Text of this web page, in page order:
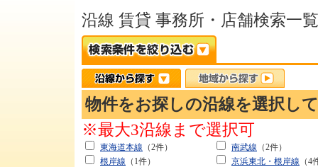
沿線 賃貸 事務所・店舗検索一覧
物件をお探しの沿線を選択し
※最大3沿線まで選択可
東海道本線 （2件） 南武線 （2件）
根岸線 （1件） 京浜東北・根岸線 （4